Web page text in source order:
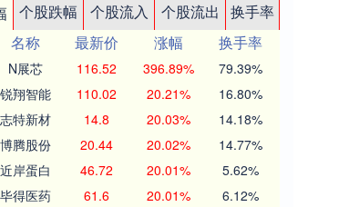
个股跌幅 个股流入 个股流出
换手率
名称 最新价 涨幅
换手率
N展芯 116.52 396.89% 79.39%
锐翔智能 110.02 20.21% 16.80%
志特新材 14.8 20.03% 14.18%
博腾股份 20.44 20.02% 14.77%
近岸蛋白 46.72 20.01% 5.62%
毕得医药 61.6 20.01% 6.12%